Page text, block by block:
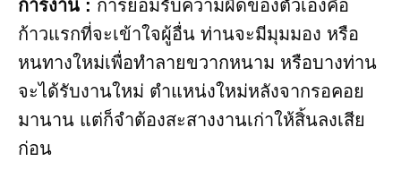
การงาน​ : การยอมรับความผิดของตัวเองคือ
ก้าวแรกที่จะเข้าใจผู้อื่น ท่านจะมีมุมมอง หรือ
หนทางใหม่เพื่อทำลายขวากหนาม หรือบางท่าน
จะได้รับงานใหม่ ตำแหน่งใหม่หลังจากรอคอย
มานาน แต่ก็จำต้องสะสางงานเก่าให้สิ้นลงเสีย
ก่อน